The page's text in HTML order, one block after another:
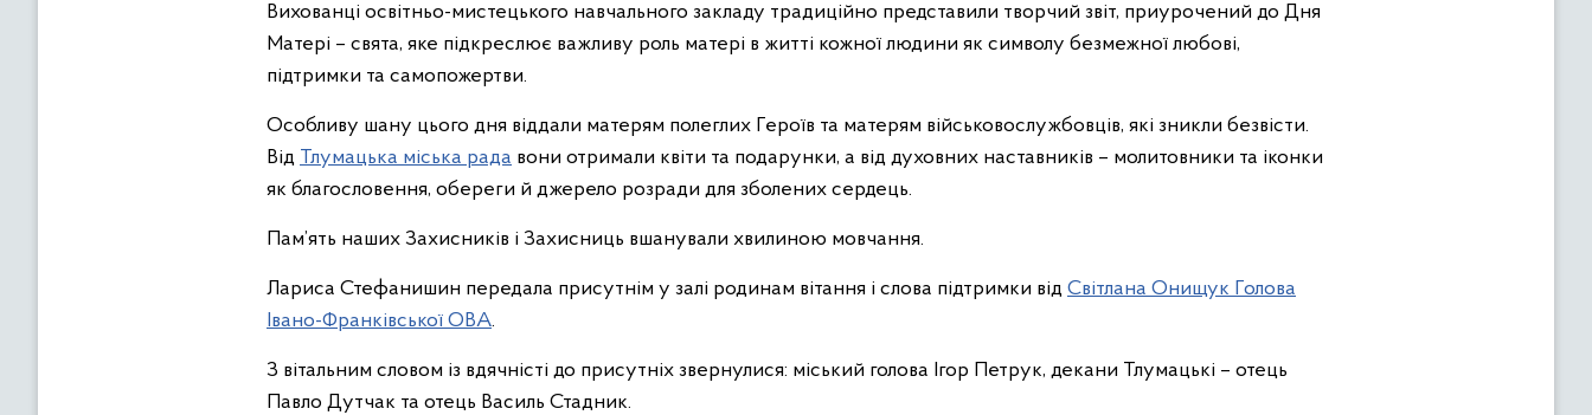
Вихованці освітньо-мистецького навчального закладу традиційно представили творчий звіт, приурочений до Дня
Матері – свята, яке підкреслює важливу роль матері в житті кожної людини як символу безмежної любові,
підтримки та самопожертви.
Особливу шану цього дня віддали матерям полеглих Героїв та матерям військовослужбовців, які зникли безвісти.
Від Тлумацька міська рада вони отримали квіти та подарунки, а від духовних наставників – молитовники та іконки
як благословення, обереги й джерело розради для зболених сердець.
Пам’ять наших Захисників і Захисниць вшанували хвилиною мовчання.
Лариса Стефанишин передала присутнім у залі родинам вітання і слова підтримки від Світлана Онищук Голова
Івано-Франківської ОВА.
З вітальним словом із вдячністі до присутніх звернулися: міський голова Ігор Петрук, декани Тлумацькі – отець
Павло Дутчак та отець Василь Стадник.